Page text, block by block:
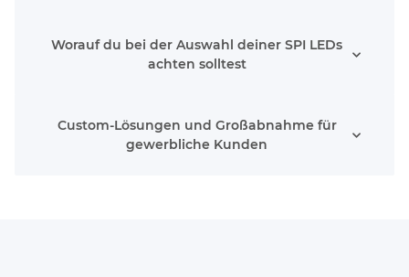
Worauf du bei der Auswahl deiner SPI LEDs
achten solltest
Custom-Lösungen und Großabnahme für
gewerbliche Kunden